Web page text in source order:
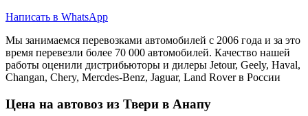
Написать в WhatsApp
Мы занимаемся перевозками автомобилей с 2006 года и за это
время перевезли более 70 000 автомобилей. Качество нашей
работы оценили дистрибьюторы и дилеры Jetour, Geely, Haval,
Changan, Chery, Mercdes-Benz, Jaguar, Land Rover в России
Цена на автовоз из Твери в Анапу